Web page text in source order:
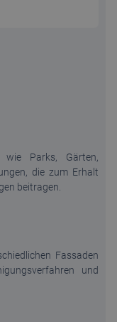
wie Parks, Gärten,
die zum Erhalt
beitragen.
Fassaden
und